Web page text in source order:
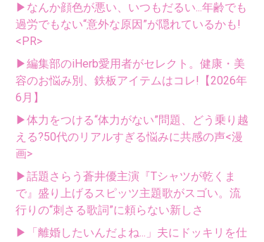
▶なんか顔色が悪い、いつもだるい...年齢でも
過労でもない“意外な原因”が隠れているかも!
<PR>
▶編集部のiHerb愛用者がセレクト。健康・美
容のお悩み別、鉄板アイテムはコレ!【2026年
6月】
▶体力をつける“体力がない”問題、どう乗り越
える?50代のリアルすぎる悩みに共感の声<漫
画>
▶話題さらう蒼井優主演『Tシャツが乾くま
で』盛り上げるスピッツ主題歌がスゴい。流
行りの“刺さる歌詞”に頼らない新しさ
▶「離婚したいんだよね...」夫にドッキリを仕